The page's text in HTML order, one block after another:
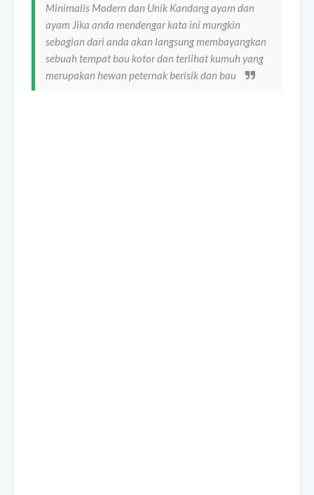
Minimalis Modern dan Unik Kandang ayam dan
ayam Jika anda mendengar kata ini mungkin
sebagian dari anda akan langsung membayangkan
sebuah tempat bau kotor dan terlihat kumuh yang
merupakan hewan peternak berisik dan bau